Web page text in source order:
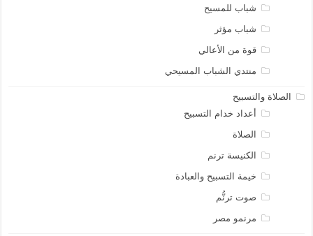
شباب للمسيح
شباب مؤثر
قوة من الأعالي
منتدي الشباب المسيحي
الصلاة والتسبيح
أعداد خدام التسبيح
الصلاة
الكنيسة ترنم
خيمة التسبيح والعبادة
صوت ترنُّم
مرنمو مصر